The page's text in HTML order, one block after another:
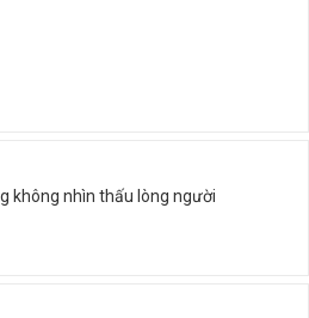
không nhìn thấu lòng người